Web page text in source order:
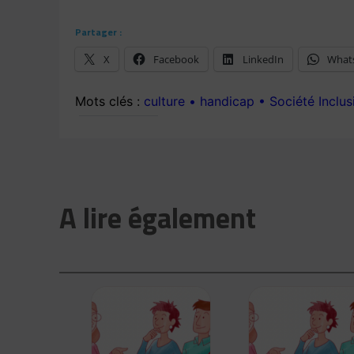
Partager :
X Facebook LinkedIn
culture handicap Société
A lire également